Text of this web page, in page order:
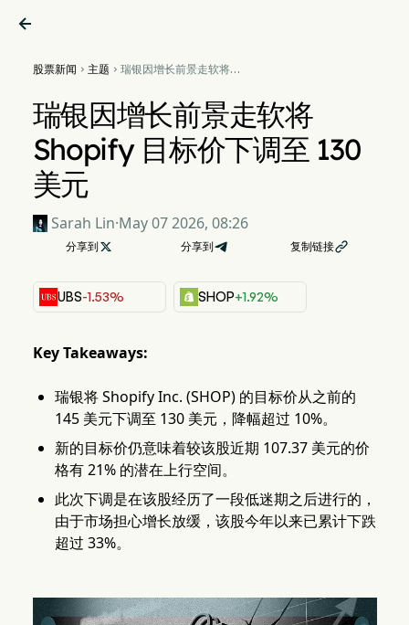

股票新闻  主题  瑞银因增长前景走软将
元
瑞银因增长前景走软将
Shopify 目标价下调至 130
美元
Sarah Lin·May 07 2026, 08:26
分享到  分享到 复制链接
UBS-1.53% SHOP+1.92%
Key Takeaways:
瑞银将 Shopify Inc. (SHOP) 的目标价从之前的
145 美元下调至 130 美元，降幅超过 10%。
新的目标价仍意味着较该股近期 107.37 美元的价
格有 21% 的潜在上行空间。
此次下调是在该股经历了一段低迷期之后进行的，
由于市场担心增长放缓，该股今年以来已累计下跌
超过 33%。